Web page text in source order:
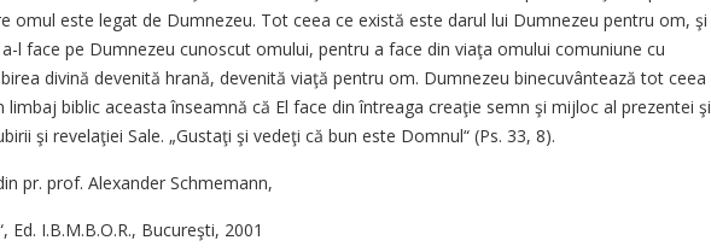
omul este legat de Dumnezeu. Tot ceea ce există este darul lui Dumnezeu pentru om, şi
l face pe Dumnezeu cunoscut omului, pentru a face din viaţa omului comuniune cu
divină devenită hrană, devenită viaţă pentru om. Dumnezeu binecuvântează tot ceea
limbaj biblic aceasta înseamnă că El face din întreaga creaţie semn şi mijloc al prezentei şi
şi revelaţiei Sale. „Gustaţi şi vedeţi că bun este Domnul“ (Ps. 33, 8).
pr. prof. Alexander Schmemann,
Ed. I.B.M.B.O.R., Bucureşti, 2001